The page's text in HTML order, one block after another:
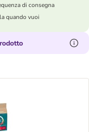
di consegna
quando vuoi